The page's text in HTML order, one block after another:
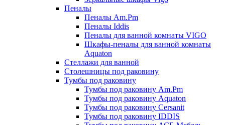
Пеналы
Пеналы Am.Pm
Пеналы Iddis
Пеналы для ванной комнаты VIGO
Шкафы-пеналы для ванной комнаты
Aquaton
Стеллажи для ванной
Столешницы под раковину
Тумбы под раковину
Тумбы под раковину Am.Pm
Тумбы под раковину Aquaton
Тумбы под раковину Cersanit
Тумбы под раковину IDDIS